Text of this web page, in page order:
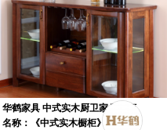
华鹤家具 中式实木厨卫家具橱柜
名称：《中式实木橱柜》